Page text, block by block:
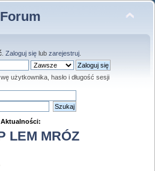
. Zaloguj sięlub zarejestruj.
użytkownika, hasło i długość sesji
Aktualności:
LEM MRÓZ